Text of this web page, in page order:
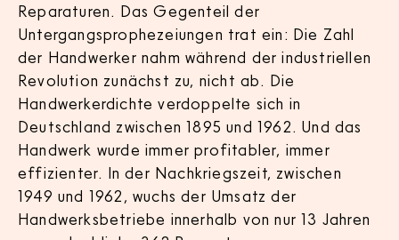
Reparaturen. Das Gegenteil der
Untergangsprophezeiungen trat ein: Die Zahl
der Handwerker nahm während der industriellen
Revolution zunächst zu, nicht ab. Die
Handwerkerdichte verdoppelte sich in
Deutschland zwischen 1895 und 1962. Und das
Handwerk wurde immer profitabler, immer
effizienter. In der Nachkriegszeit, zwischen
1949 und 1962, wuchs der Umsatz der
Handwerksbetriebe innerhalb von nur 13 Jahren